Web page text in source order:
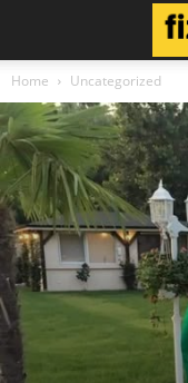
Home Uncategorized